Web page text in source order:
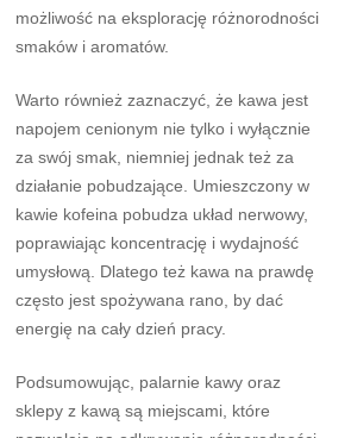
możliwość na eksplorację różnorodności
smaków i aromatów.
Warto również zaznaczyć, że kawa jest
napojem cenionym nie tylko i wyłącznie
za swój smak, niemniej jednak też za
działanie pobudzające. Umieszczony w
kawie kofeina pobudza układ nerwowy,
poprawiając koncentrację i wydajność
umysłową. Dlatego też kawa na prawdę
często jest spożywana rano, by dać
energię na cały dzień pracy.
Podsumowując, palarnie kawy oraz
sklepy z kawą są miejscami, które